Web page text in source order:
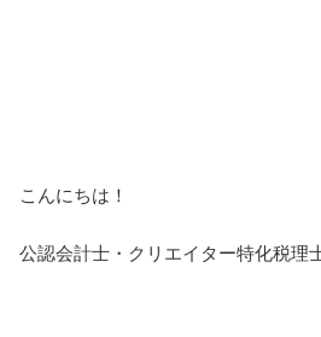
こんにちは！
公認会計士・クリエイター特化税理